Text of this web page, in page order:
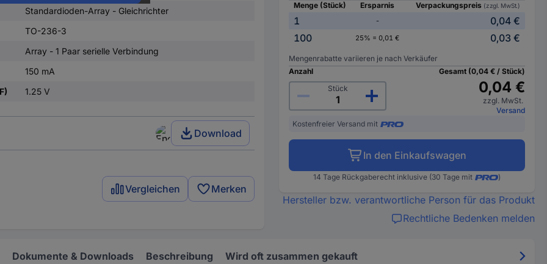
Standardioden-Array - Gleichrichter
TO-236-3
Array - 1 Paar serielle Verbindung
150 mA
1.25 V
Download
Vergleichen Merken
Menge (Stück)
Ersparnis Verpackungspreis (zzgl. MwSt.)
1 -
0,04 €
100
25% = 0,01 € 0,03 €
Mengenrabatte variieren je nach Verkäufer
Anzahl
Stück
Gesamt (0,04 € / Stück)
0,04 €
zzgl. MwSt.
Versand
Kostenfreier Versand mit
In den Einkaufswagen
14 Tage Rückgaberecht inklusive (30 Tage mit )
Hersteller bzw. verantwortliche Person für das Produkt
Rechtliche Bedenken melden
Dokumente & Downloads Beschreibung Wird oft zusammen gekauft